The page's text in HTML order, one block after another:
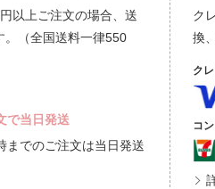
以上ご注文の場合、送
。（全国送料一律550
で当日発送
までのご注文は当日発送
ク
換
ク
コ